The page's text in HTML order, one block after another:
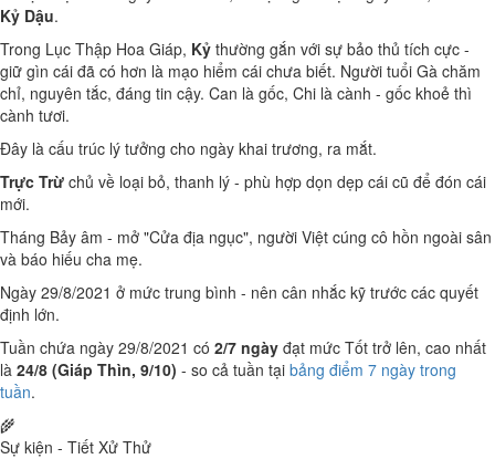
Kỷ Dậu.
Trong Lục Thập Hoa Giáp, Kỷ thường gắn với sự bảo thủ tích cực -
giữ gìn cái đã có hơn là mạo hiểm cái chưa biết. Người tuổi Gà chăm
chỉ, nguyên tắc, đáng tin cậy. Can là gốc, Chi là cành - gốc khoẻ thì
cành tươi.
Đây là cấu trúc lý tưởng cho ngày khai trương, ra mắt.
Trực Trừ chủ về loại bỏ, thanh lý - phù hợp dọn dẹp cái cũ để đón cái
mới.
Tháng Bảy âm - mở "Cửa địa ngục", người Việt cúng cô hồn ngoài sân
và báo hiếu cha mẹ.
Ngày 29/8/2021 ở mức trung bình - nên cân nhắc kỹ trước các quyết
định lớn.
Tuần chứa ngày 29/8/2021 có 2/7 ngày đạt mức Tốt trở lên, cao nhất
là 24/8 (Giáp Thìn, 9/10) - so cả tuần tại bảng điểm 7 ngày trong
tuần.
🌾
Sự kiện - Tiết Xử Thử